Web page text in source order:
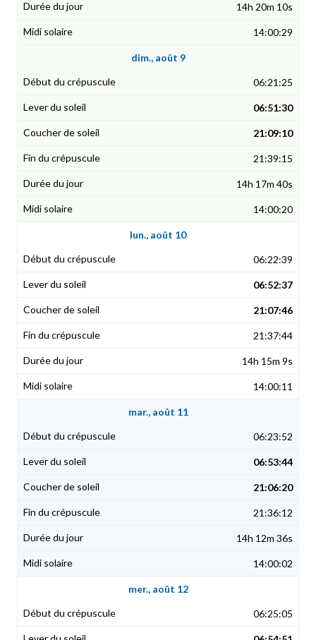
14h 20m 10s
14:00:29
dim., août 9
06:21:25
06:51:30
21:09:10
21:39:15
14h 17m 40s
14:00:20
lun., août 10
06:22:39
06:52:37
21:07:46
21:37:44
14h 15m 9s
14:00:11
mar., août 11
06:23:52
06:53:44
21:06:20
21:36:12
14h 12m 36s
14:00:02
mer., août 12
06:25:05